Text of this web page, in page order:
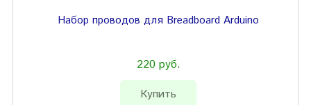
Набор проводов для Breadboard Arduino
220 руб.
Купить